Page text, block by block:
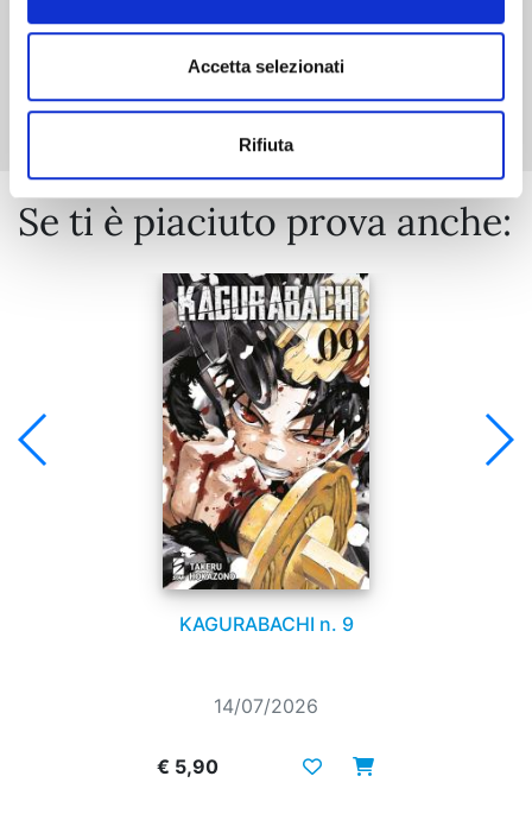
Accetta selezionati
Rifiuta
Mostra tutto
Se ti è piaciuto prova anche:
KAGURABACHI n. 9
14/07/2026
€ 5,90